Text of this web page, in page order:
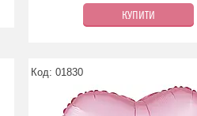
КУПИТИ
01830